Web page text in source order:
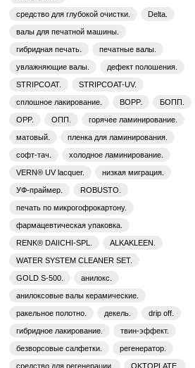
средство для глубокой очистки. Delta.
валы для печатной машины.
гибридная печать. печатные валы.
увлажняющие валы. дефект полошения.
STRIPCOAT. STRIPCOAT-UV.
сплошное лакирование. BOPP. БОПП.
OPP. ОПП. горячее ламинирование.
матовый. пленка для ламинирования.
софт-тач. холодное ламинирование.
VERN® UV lacquer. низкая миграция.
УФ-праймер. ROBUSTO.
печать по микрогофрокартону.
фармацевтическая упаковка.
RENK® DAIICHI-SPL. ALKAKLEEN.
WATER SYSTEM CLEANER SET.
GOLD S-500. анилокс.
анилоксовые валы керамические.
ракельное полотно. декель. drip off.
гибридное лакирование. твин-эффект.
безворсовые салфетки. регенератор.
средство для регенерации. OKTOPLATE.